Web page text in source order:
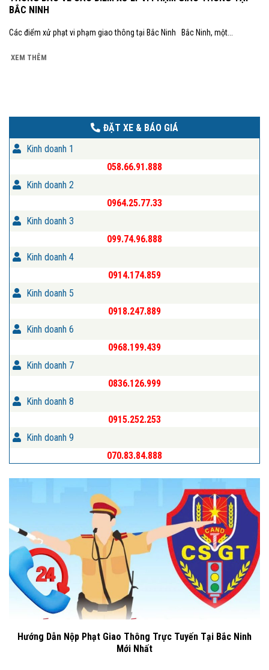
BẮC NINH
Các điểm xử phạt vi phạm giao thông tại Bắc Ninh Bắc Ninh, một...
XEM THÊM
ĐẶT XE & BÁO GIÁ
Kinh doanh 1
058.66.91.888
Kinh doanh 2
0964.25.77.33
Kinh doanh 3
099.74.96.888
Kinh doanh 4
0914.174.859
Kinh doanh 5
0918.247.889
Kinh doanh 6
0968.199.439
Kinh doanh 7
0836.126.999
Kinh doanh 8
0915.252.253
Kinh doanh 9
070.83.84.888
Hướng Dẫn Nộp Phạt Giao Thông Trực Tuyến Tại Bắc Ninh
Mới Nhất